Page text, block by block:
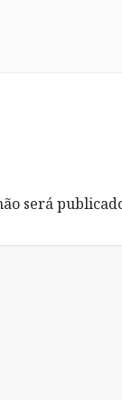
será